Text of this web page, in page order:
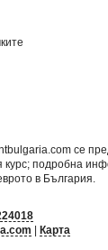
се
курс; подробна
в България
Карта